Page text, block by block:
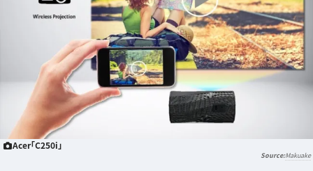
Acer「C250i」
Makuake